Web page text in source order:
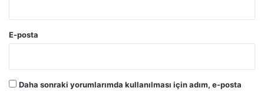
E-posta
Daha sonraki yorumlarımda kullanılması için adım, e-posta